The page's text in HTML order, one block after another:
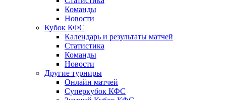
Команды
Новости
Кубок КФС
Календарь и результаты матчей
Статистика
Команды
Новости
Другие турниры
Онлайн матчей
Суперкубок КФС